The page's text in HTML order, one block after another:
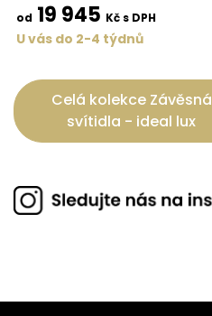
od 19 945 Kč s DPH
U vás do 2-4 týdnů
Celá kolekce Závěsná
svítidla - ideal lux